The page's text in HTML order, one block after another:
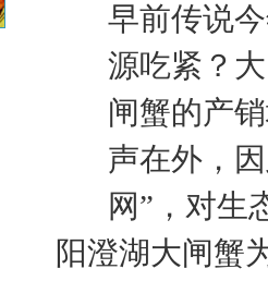
早前传说
源吃紧？
闸蟹的产
声在外，
网” ，对生
阳澄湖大闸蟹